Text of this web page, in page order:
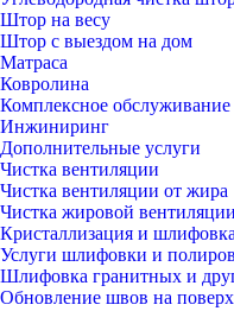
Штор на весу
Штор с выездом на дом
Матраса
Ковролина
Комплексное обслуживание
Инжиниринг
Дополнительные услуги
Чистка вентиляции
Чистка вентиляции от жира
Чистка жировой вентиляции
Кристаллизация и
Услуги шлифовки и
Шлифовка гранитных и
Обновление швов на